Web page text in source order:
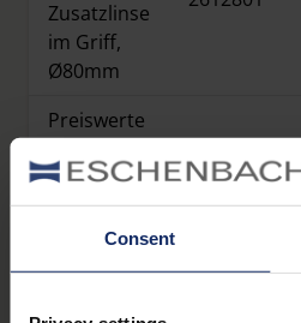
Consent
Zusatzlinse
im Griff,
Ø80mm
Preiswerte
mit
Zusatzlinse
im Griff,
90x50mm